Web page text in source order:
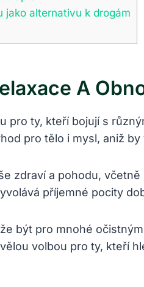
jako alternativu k drogám
A
ty, kteří bojují s
pro tělo i mysl, aniž
zdraví a pohodu,
příjemné pocity
být pro mnohé
volbou pro ty, kteří